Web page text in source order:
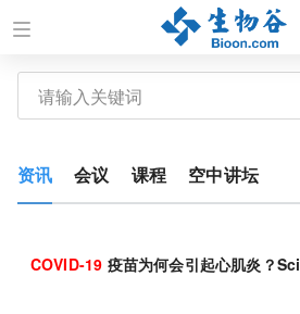
资讯 会议 课程 空中讲坛
COVID-19 疫苗为何会引起心肌炎？